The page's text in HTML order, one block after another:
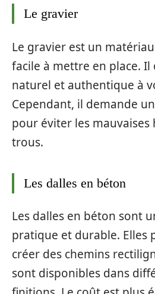
Le gravier
Le gravier est un
facile à mettre en place.
naturel et authentique à
Cependant, il demande
pour éviter les mauvaises
trous.
Les dalles en béton
Les dalles en béton sont
pratique et durable. Elles
créer des chemins
sont disponibles dans